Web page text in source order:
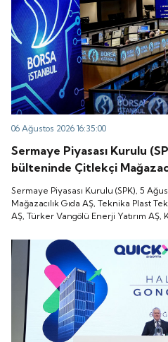
06 Ağustos 2026 16:35:00
Sermaye Piyasası Kurulu
bülteninde Çitlekçi
Plast Teknik Kalıp Plastik
Türker Vangölü Enerji
Sanayi AŞ'nin halka
Sermaye Piyasası Kurulu (SPK), 5
Mağazacılık Gıda AŞ, Teknika Plast
AŞ, Türker Vangölü Enerji Yatırım